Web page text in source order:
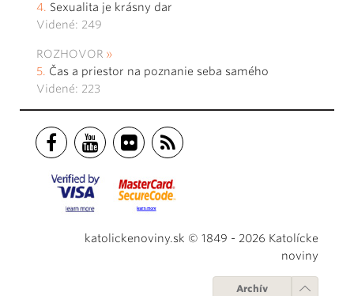
Sexualita je krásny dar
Videné: 249
ROZHOVOR
Čas a priestor na poznanie seba samého
Videné: 223
katolickenoviny.sk © 1849 - 2026 Katolícke
noviny
Archív